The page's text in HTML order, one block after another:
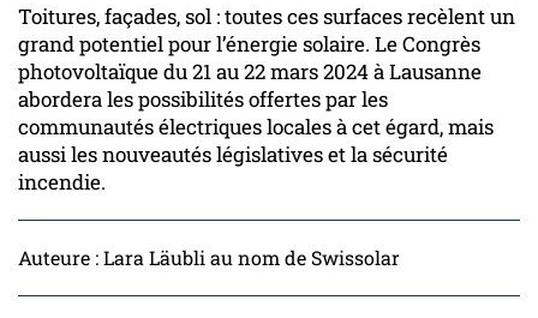
Toitures, façades, sol : toutes ces surfaces recèlent un
grand potentiel pour l’énergie solaire. Le Congrès
photovoltaïque du 21 au 22 mars 2024 à Lausanne
abordera les possibilités offertes par les
communautés électriques locales à cet égard, mais
aussi les nouveautés législatives et la sécurité
incendie.
Auteure : Lara Läubli au nom de Swissolar